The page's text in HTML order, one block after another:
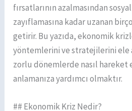
fırsatlarının azalmasından
zayıflamasına kadar uzanan
getirir. Bu yazıda, ekonomik
yöntemlerini ve stratejilerini ele
zorlu dönemlerde nasıl hareket
anlamanıza yardımcı olmaktır.
## Ekonomik Kriz Nedir?